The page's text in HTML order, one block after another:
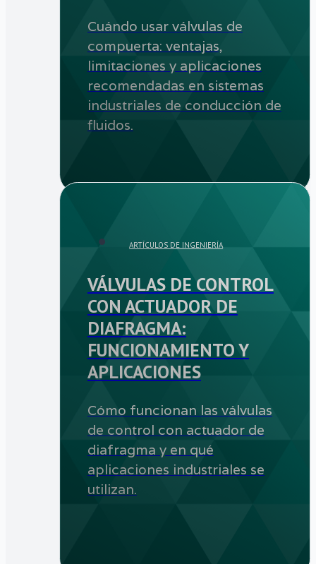
Cuándo usar válvulas de
compuerta: ventajas,
limitaciones y aplicaciones
recomendadas en sistemas
industriales de conducción de
fluidos.
ARTÍCULOS DE INGENIERÍA
VÁLVULAS DE CONTROL
CON ACTUADOR DE
DIAFRAGMA:
FUNCIONAMIENTO Y
APLICACIONES
Cómo funcionan las válvulas
de control con actuador de
diafragma y en qué
aplicaciones industriales se
utilizan.